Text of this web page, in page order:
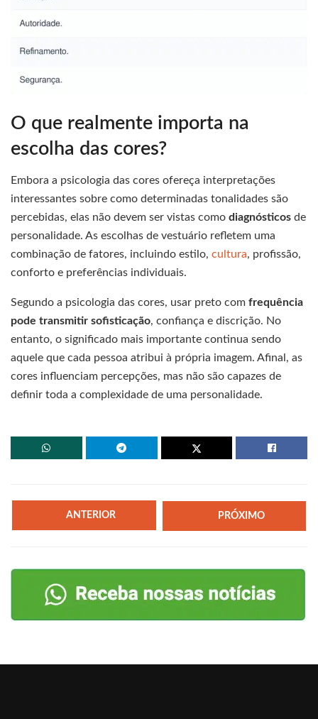
O que realmente importa na
escolha das cores?
Embora a psicologia das cores ofereça interpretações
interessantes sobre como determinadas tonalidades são
percebidas, elas não devem ser vistas como diagnósticos de
personalidade. As escolhas de vestuário refletem uma
combinação de fatores, incluindo estilo, cultura, profissão,
conforto e preferências individuais.
Segundo a psicologia das cores, usar preto com frequência
pode transmitir sofisticação, confiança e discrição. No
entanto, o significado mais importante continua sendo
aquele que cada pessoa atribui à própria imagem. Afinal, as
cores influenciam percepções, mas não são capazes de
definir toda a complexidade de uma personalidade.
ANTERIOR PRÓXIMO